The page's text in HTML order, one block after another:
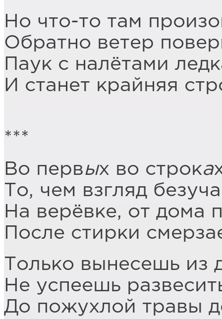
Но что-то там
Обратно ветер
Паук с налётами
И станет крайняя
***
Во первых во строка
То, чем взгляд
На верёвке, от дома
После стирки
Только вынесешь из
Не успеешь
До пожухлой травы